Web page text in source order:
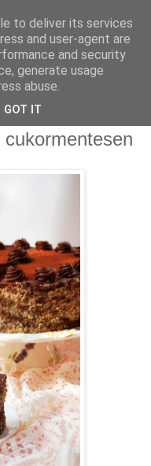
to deliver its services
and user-agent are
and security
generate usage
abuse.
GOT IT